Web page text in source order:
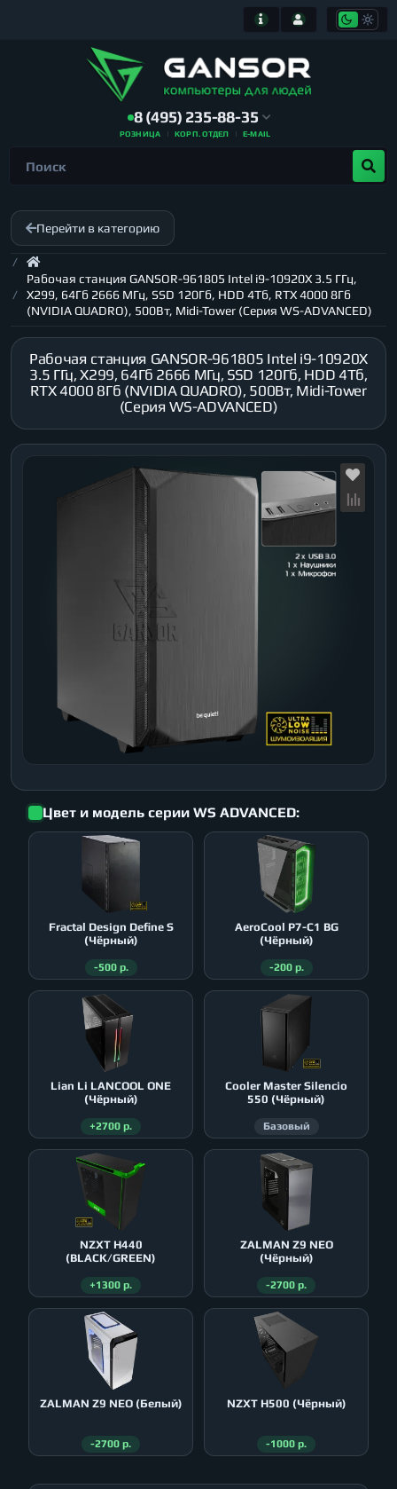
8 (495) 235-88-35
РОЗНИЦА КОРП. ОТДЕЛ E-MAIL
Перейти в категорию
Рабочая станция GANSOR-961805 Intel i9-10920X 3.5 ГГц,
X299, 64Гб 2666 МГц, SSD 120Гб, HDD 4Тб, RTX 4000 8Гб
(NVIDIA QUADRO), 500Вт, Midi-Tower (Серия WS-ADVANCED)
Рабочая станция GANSOR-961805 Intel i9-10920X
3.5 ГГц, X299, 64Гб 2666 МГц, SSD 120Гб, HDD 4Тб,
RTX 4000 8Гб (NVIDIA QUADRO), 500Вт, Midi-Tower
(Серия WS-ADVANCED)
Цвет и модель серии WS ADVANCED:
Fractal Design Define S
(Чёрный)
-500 р.
AeroСool P7-C1 BG
(Чёрный)
-200 р.
Lian Li LANCOOL ONE
(Чёрный)
+2700 р.
Cooler Master Silencio
550 (Чёрный)
Базовый
NZXT H440
(BLACK/GREEN)
+1300 р.
ZALMAN Z9 NEO
(Чёрный)
-2700 р.
ZALMAN Z9 NEO (Белый)
-2700 р.
NZXT H500 (Чёрный)
-1000 р.